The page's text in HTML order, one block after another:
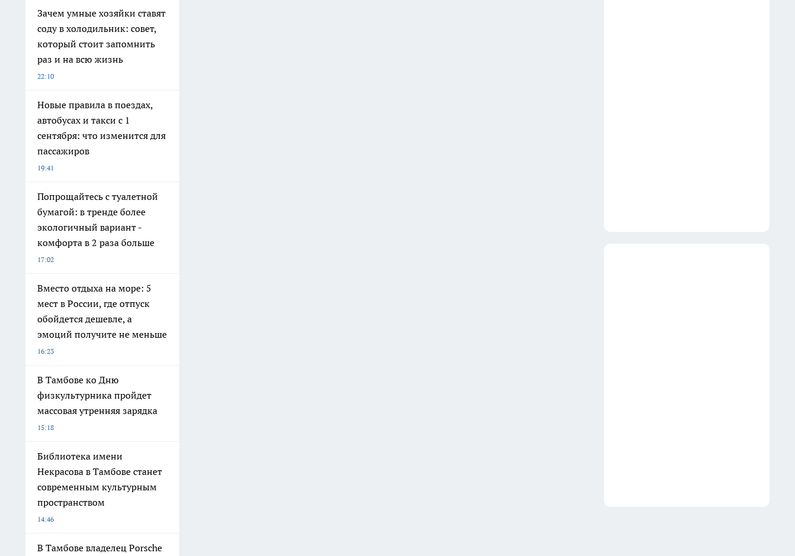
Зачем умные хозяйки ставят
соду в холодильник: совет,
который стоит запомнить
раз и на всю жизнь
22:10
Новые правила в поездах,
автобусах и такси с 1
сентября: что изменится для
пассажиров
19:41
Попрощайтесь с туалетной
бумагой: в тренде более
экологичный вариант -
комфорта в 2 раза больше
17:02
Вместо отдыха на море: 5
мест в России, где отпуск
обойдется дешевле, а
эмоций получите не меньше
16:23
В Тамбове ко Дню
физкультурника пройдет
массовая утренняя зарядка
15:18
Библиотека имени
Некрасова в Тамбове станет
современным культурным
пространством
14:46
В Тамбове владелец Porsche